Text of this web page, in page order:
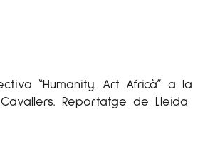
“Humanity. Art Africà” a la
Reportatge de Lleida